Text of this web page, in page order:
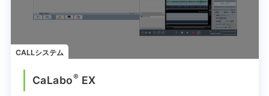
CALLシステム
CaLabo® EX